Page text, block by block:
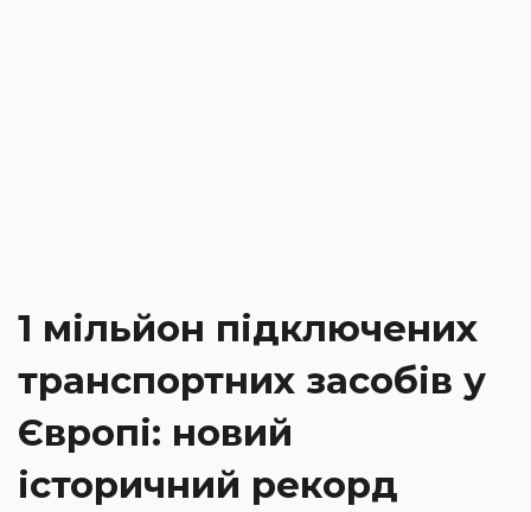
1 мільйон підключених
транспортних засобів у
Європі: новий
історичний рекорд